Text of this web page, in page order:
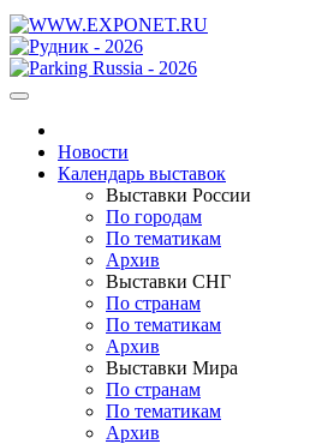
Новости
Календарь выставок
Выставки России
По городам
По тематикам
Архив
Выставки СНГ
По странам
По тематикам
Архив
Выставки Мира
По странам
По тематикам
Архив